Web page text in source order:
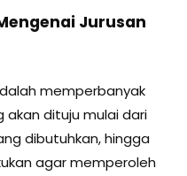
Jurusan
memperbanyak
akan dituju mulai dari
dibutuhkan, hingga
agar memperoleh